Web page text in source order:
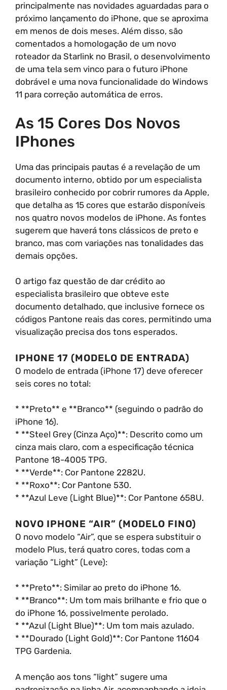
principalmente nas novidades aguardadas para o
próximo lançamento do iPhone, que se aproxima
em menos de dois meses. Além disso, são
comentados a homologação de um novo
roteador da Starlink no Brasil, o desenvolvimento
de uma tela sem vinco para o futuro iPhone
dobrável e uma nova funcionalidade do Windows
11 para correção automática de erros.
As 15 Cores Dos Novos
IPhones
Uma das principais pautas é a revelação de um
documento interno, obtido por um especialista
brasileiro conhecido por cobrir rumores da Apple,
que detalha as 15 cores que estarão disponíveis
nos quatro novos modelos de iPhone. As fontes
sugerem que haverá tons clássicos de preto e
branco, mas com variações nas tonalidades das
demais opções.
O artigo faz questão de dar crédito ao
especialista brasileiro que obteve este
documento detalhado, que inclusive fornece os
códigos Pantone reais das cores, permitindo uma
visualização precisa dos tons esperados.
IPHONE 17 (MODELO DE ENTRADA)
O modelo de entrada (iPhone 17) deve oferecer
seis cores no total:
* **Preto** e **Branco** (seguindo o padrão do
iPhone 16).
* **Steel Grey (Cinza Aço)**: Descrito como um
cinza mais claro, com a especificação técnica
Pantone 18-4005 TPG.
* **Verde**: Cor Pantone 2282U.
* **Roxo**: Cor Pantone 530.
* **Azul Leve (Light Blue)**: Cor Pantone 658U.
NOVO IPHONE “AIR” (MODELO FINO)
O novo modelo “Air”, que se espera substituir o
modelo Plus, terá quatro cores, todas com a
variação “Light” (Leve):
* **Preto**: Similar ao preto do iPhone 16.
* **Branco**: Um tom mais brilhante e frio que o
do iPhone 16, possivelmente perolado.
* **Azul (Light Blue)**: Um tom mais azulado.
* **Dourado (Light Gold)**: Cor Pantone 11604
TPG Gardenia.
A menção aos tons “light” sugere uma